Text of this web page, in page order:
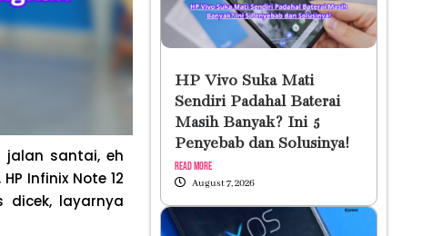
santai, eh
Infinix Note 12
layarnya
HP Vivo Suka Mati
Sendiri Padahal Baterai
Masih Banyak? Ini 5
Penyebab dan Solusinya!
Read More
August 7, 2026